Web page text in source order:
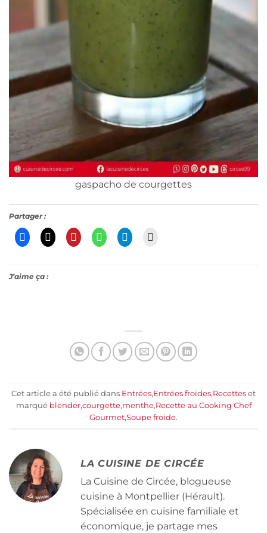
gaspacho de courgettes
Partager :
J’aime ça :
Cet article a été publié dans Entrées,Entrées froides,Recettes et
marqué blender,courgette,menthe,Recette au Cooking Chef
Gourmet,Soupe froide.
LA CUISINE DE CIRCÉE
La Cuisine de Circée, blogueuse
cuisine à Montpellier (Hérault).
Spécialisée en cuisine familiale et
économique, je partage mes